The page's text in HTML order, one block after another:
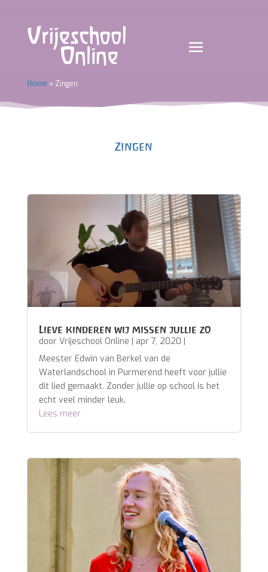
Home» Zingen
Zingen
Lieve kinderen wij missen jullie zo
door Vrijeschool Online apr 7, 2020
Meester Edwin van Berkel van de
Waterlandschool in Purmerend heeft voor jullie
dit lied gemaakt. Zonder jullie op school is het
echt veel minder leuk.
Lees meer